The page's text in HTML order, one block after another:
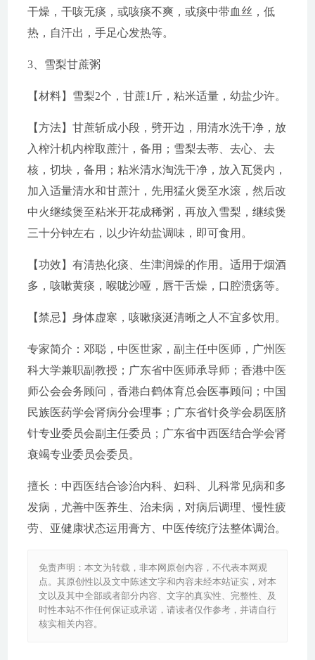
干燥，干咳无痰，或咳痰不爽，或痰中带血丝，低
热，自汗出，手足心发热等。
3、雪梨甘蔗粥
【材料】雪梨2个，甘蔗1斤，粘米适量，幼盐少许。
【方法】甘蔗斩成小段，劈开边，用清水洗干净，放
入榨汁机内榨取蔗汁，备用；雪梨去蒂、去心、去
核，切块，备用；粘米清水淘洗干净，放入瓦煲内，
加入适量清水和甘蔗汁，先用猛火煲至水滚，然后改
中火继续煲至粘米开花成稀粥，再放入雪梨，继续煲
三十分钟左右，以少许幼盐调味，即可食用。
【功效】有清热化痰、生津润燥的作用。适用于烟酒
多，咳嗽黄痰，喉咙沙哑，唇干舌燥，口腔溃疡等。
【禁忌】身体虚寒，咳嗽痰涎清晰之人不宜多饮用。
专家简介：邓聪，中医世家，副主任中医师，广州医
科大学兼职副教授；广东省中医师承导师；香港中医
师公会会务顾问，香港白鹤体育总会医事顾问；中国
民族医药学会肾病分会理事；广东省针灸学会易医脐
针专业委员会副主任委员；广东省中西医结合学会肾
衰竭专业委员会委员。
擅长：中西医结合诊治内科、妇科、儿科常见病和多
发病，尤善中医养生、治未病，对病后调理、慢性疲
劳、亚健康状态运用膏方、中医传统疗法整体调治。
免责声明：本文为转载，非本网原创内容，不代表本网观
点。其原创性以及文中陈述文字和内容未经本站证实，对本
文以及其中全部或者部分内容、文字的真实性、完整性、及
时性本站不作任何保证或承诺，请读者仅作参考，并请自行
核实相关内容。